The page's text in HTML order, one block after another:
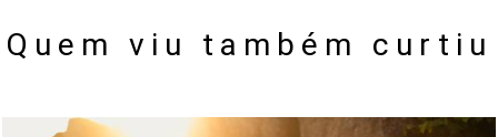
Quem viu também curtiu